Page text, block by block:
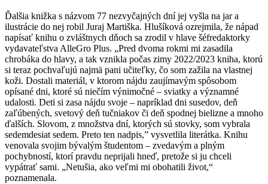
Ďalšia knižka s názvom 77 nezvyčajných dní jej vyšla na jar a
ilustrácie do nej robil Juraj Martiška. Hlušíková ozrejmila, že nápad
napísať knihu o zvláštnych dňoch sa zrodil v hlave šéfredaktorky
vydavateľstva AlleGro Plus. „Pred dvoma rokmi mi zasadila
chrobáka do hlavy, a tak vznikla počas zimy 2022/2023 kniha, ktorú
si teraz pochvaľujú najmä pani učiteľky, čo som zažila na vlastnej
koži. Dostali materiál, v ktorom nájdu zaujímavým spôsobom
opísané dni, ktoré sú niečím výnimočné – sviatky a významné
udalosti. Deti si zasa nájdu svoje – napríklad dni susedov, deň
zaľúbených, svetový deň tučniakov či deň spodnej bielizne a mnoho
ďalších. Slovom, z množstva dní, ktorých sú stovky, som vybrala
sedemdesiat sedem. Preto ten nadpis,” vysvetlila literátka. Knihu
venovala svojim bývalým študentom – zvedavým a plným
pochybností, ktorí pravdu neprijali hneď, pretože si ju chceli
vypátrať sami. „Netušia, ako veľmi mi obohatili život,“
poznamenala.